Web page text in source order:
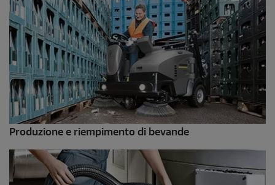
Produzione e riempimento di bevande